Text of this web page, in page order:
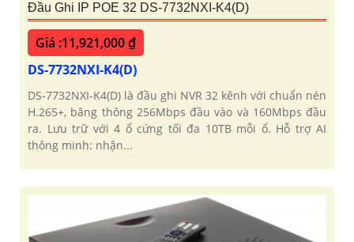
Đầu Ghi IP POE 32 DS-7732NXI-K4(D)
Giá :11,921,000 ₫
DS-7732NXI-K4(D)
DS-7732NXI-K4(D) là đầu ghi NVR 32 kênh với chuẩn nén
H.265+, băng thông 256Mbps đầu vào và 160Mbps đầu
ra. Lưu trữ với 4 ổ cứng tối đa 10TB mỗi ổ. Hỗ trợ AI
thông minh: nhận...